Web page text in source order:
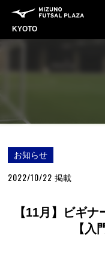
KYOTO
お知らせ
2022/10/22 掲載
【11月】ビギ
【入